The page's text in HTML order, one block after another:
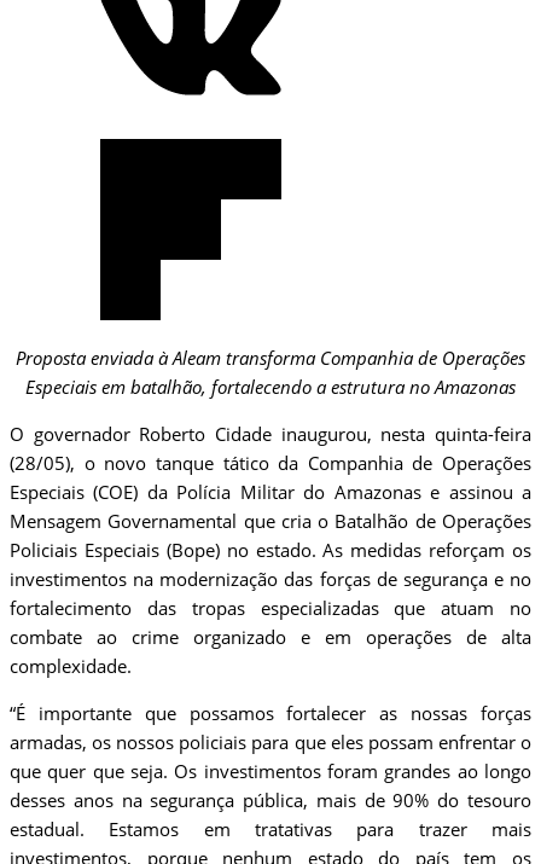
Proposta enviada à Aleam transforma Companhia de Operações
Especiais em batalhão, fortalecendo a estrutura no Amazonas
O governador Roberto Cidade inaugurou, nesta quinta-feira
(28/05), o novo tanque tático da Companhia de Operações
Especiais (COE) da Polícia Militar do Amazonas e assinou a
Mensagem Governamental que cria o Batalhão de Operações
Policiais Especiais (Bope) no estado. As medidas reforçam os
investimentos na modernização das forças de segurança e no
fortalecimento das tropas especializadas que atuam no
combate ao crime organizado e em operações de alta
complexidade.
“É importante que possamos fortalecer as nossas forças
armadas, os nossos policiais para que eles possam enfrentar o
que quer que seja. Os investimentos foram grandes ao longo
desses anos na segurança pública, mais de 90% do tesouro
estadual. Estamos em tratativas para trazer mais
investimentos, porque nenhum estado do país tem os